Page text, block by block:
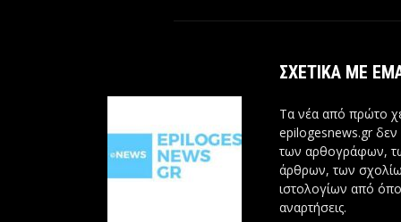
ΣΧΕΤΙΚΆ ΜΕ
Τα νέα από πρώτο
epilogesnews.gr δεν
των αρθογράφων,
άρθρων, των
ιστολογίων από
αναρτήσεις.